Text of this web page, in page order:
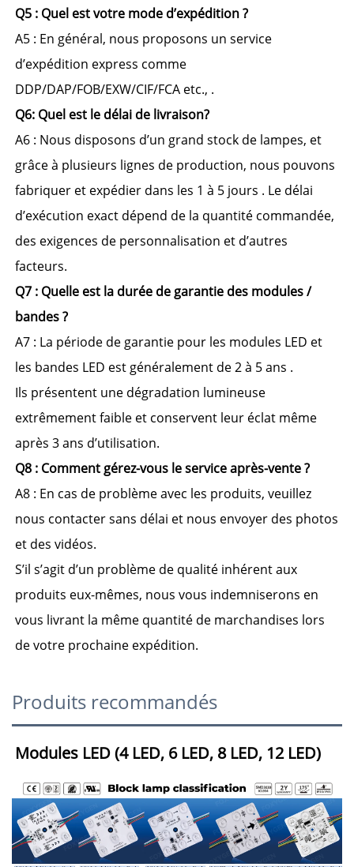
Q5 : Quel est votre mode d’expédition ?
A5 : En général, nous proposons un service
d’expédition express comme
DDP/DAP/FOB/EXW/CIF/FCA etc., .
Q6: Quel est le délai de livraison?
A6 : Nous disposons d’un grand stock de lampes, et
grâce à plusieurs lignes de production, nous pouvons
fabriquer et expédier dans les 1 à 5 jours . Le délai
d’exécution exact dépend de la quantité commandée,
des exigences de personnalisation et d’autres
facteurs.
Q7 : Quelle est la durée de garantie des modules /
bandes ?
A7 : La période de garantie pour les modules LED et
les bandes LED est généralement de 2 à 5 ans .
Ils présentent une dégradation lumineuse
extrêmement faible et conservent leur éclat même
après 3 ans d’utilisation.
Q8 : Comment gérez-vous le service après-vente ?
A8 : En cas de problème avec les produits, veuillez
nous contacter sans délai et nous envoyer des photos
et des vidéos.
S’il s’agit d’un problème de qualité inhérent aux
produits eux-mêmes, nous vous indemniserons en
vous livrant la même quantité de marchandises lors
de votre prochaine expédition.
Produits recommandés
Modules LED (4 LED, 6 LED, 8 LED, 12 LED)